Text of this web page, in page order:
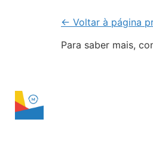
← Voltar à página
Para saber mais,